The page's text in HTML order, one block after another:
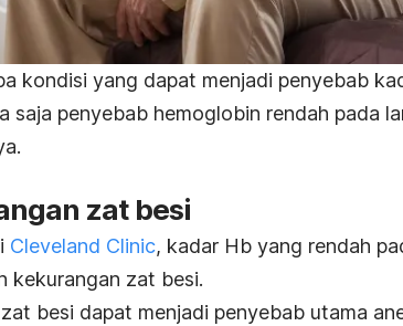
kondisi yang dapat menjadi penyebab
saja penyebab hemoglobin rendah pada
zat besi
Cleveland Clinic, kadar Hb yang rendah
kekurangan zat besi.
besi dapat menjadi penyebab utama